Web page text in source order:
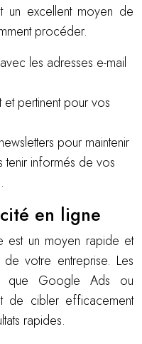
un excellent moyen de
procéder.
les adresses e-mail
et pertinent pour vos
pour maintenir
tenir informés de vos
en ligne
est un moyen rapide et
votre entreprise. Les
que Google Ads ou
de cibler efficacement
rapides.